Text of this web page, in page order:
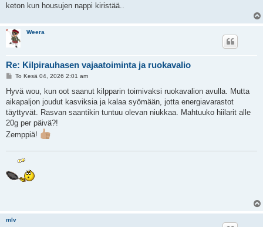
keton kun housujen nappi kiristää..
Weera
Re: Kilpirauhasen vajaatoiminta ja ruokavalio
V
e
s
t
i
To Kesä 04, 2026 2:01 am
Hyvä wou, kun oot saanut kilpparin toimivaksi ruokavalion avulla. Mutta
aikapaljon joudut kasviksia ja kalaa syömään, jotta energiavarastot
täyttyvät. Rasvan saantikin tuntuu olevan niukkaa. Mahtuuko hiilarit alle
20g per päivä?!
Zemppiä!
mlv